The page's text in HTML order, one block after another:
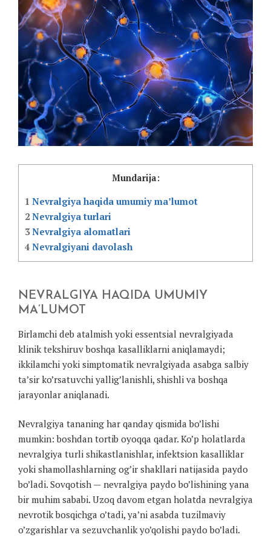
Mundarija:
1 Nevralgiya haqida umumiy ma’lumot
2 Nevralgiya turlari
3Nevralgiya alomatlari
4 Nevralgiyani davolash
NEVRALGIYA HAQIDA UMUMIY
MA’LUMOT
Birlamchi deb atalmish yoki essentsial nevralgiyada
klinik tekshiruv boshqa kasalliklarni aniqlamaydi;
ikkilamchi yoki simptomatik nevralgiyada asabga salbiy
ta’sir ko’rsatuvchi yallig’lanishli, shishli va boshqa
jarayonlar aniqlanadi.
Nevralgiya tananing har qanday qismida bo’lishi
mumkin: boshdan tortib oyoqqa qadar. Ko’p holatlarda
nevralgiya turli shikastlanishlar, infektsion kasalliklar
yoki shamollashlarning og’ir shakllari natijasida paydo
bo’ladi. Sovqotish — nevralgiya paydo bo’lishining yana
bir muhim sababi. Uzoq davom etgan holatda nevralgiya
nevrotik bosqichga o’tadi, ya’ni asabda tuzilmaviy
o’zgarishlar va sezuvchanlik yo’qolishi paydo bo’ladi.